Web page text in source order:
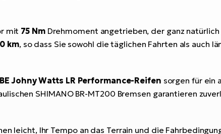
mit 75 NmDrehmoment angetrieben, der ganz
km, so dass Sie sowohl die täglichen Fahrten als auch
Johny Watts LR Performance-Reifen sorgen für ein
SHIMANO BR-MT200 Bremsen garantieren
leicht, Ihr Tempo an das Terrain und die